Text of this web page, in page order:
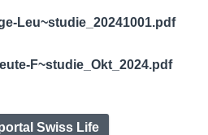
Leu~studie_20241001.pdf
F~studie_Okt_2024.pdf
Swiss Life